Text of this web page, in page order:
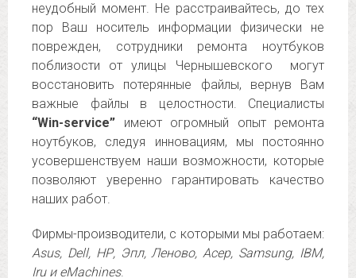
неудобный момент. Не расстраивайтесь, до тех
пор Ваш носитель информации физически не
поврежден, сотрудники ремонта ноутбуков
поблизости от улицы Чернышевского могут
восстановить потерянные файлы, вернув Вам
важные файлы в целостности. Специалисты
“Win-service” имеют огромный опыт ремонта
ноутбуков, следуя инновациям, мы постоянно
усовершенствуем наши возможности, которые
позволяют уверенно гарантировать качество
наших работ.
Фирмы-производители, с которыми мы работаем:
Asus, Dell, НР, Эпл, Леново, Асер, Samsung, IBM,
Iru и eMachines.